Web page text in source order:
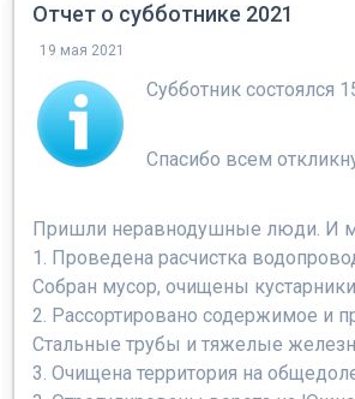
Отчет о субботнике 2021
19 мая 2021
Субботник состоялся
Спасибо всем
Пришли неравнодушные люди. И
1. Проведена расчистка
Собран мусор, очищены
2. Рассортировано содержимое и
Стальные трубы и тяжелые
3. Очищена территория на